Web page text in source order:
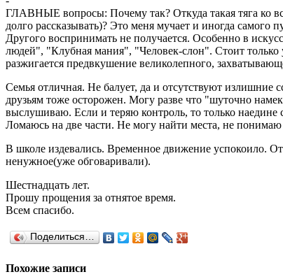
ГЛАВНЫЕ вопросы: Почему так? Откуда такая тяга ко
долго рассказывать)? Это меня мучает и иногда
Другого воспринимать не получается. Особенно в
людей", "Клубная мания", "Человек-слон". Стоит только
разжигается предвкушение великолепного,
Семья отличная. Не балует, да и отсутствуют
друзьям тоже осторожен. Могу разве что "шуточно
выслушиваю. Если и теряю контроль, то только наедине
Ломаюсь на две части. Не могу найти места, не
В школе издевались. Временное движение успокоило.
ненужное(уже обговаривали).
Шестнадцать лет.
Прошу прощения за отнятое время.
Всем спасибо.
Поделиться…
Похожие записи